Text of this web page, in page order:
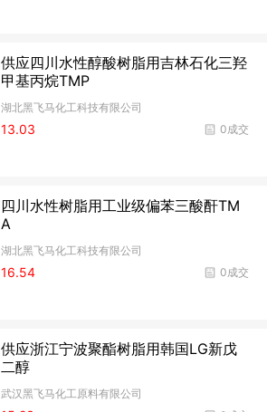
供应四川水性醇酸树脂用吉林石化三羟
甲基丙烷TMP
湖北黑飞马化工科技有限公司
0成交
13.03
四川水性树脂用工业级偏苯三酸酐TM
A
湖北黑飞马化工科技有限公司
0成交
16.54
供应浙江宁波聚酯树脂用韩国LG新戊
二醇
武汉黑飞马化工原料有限公司